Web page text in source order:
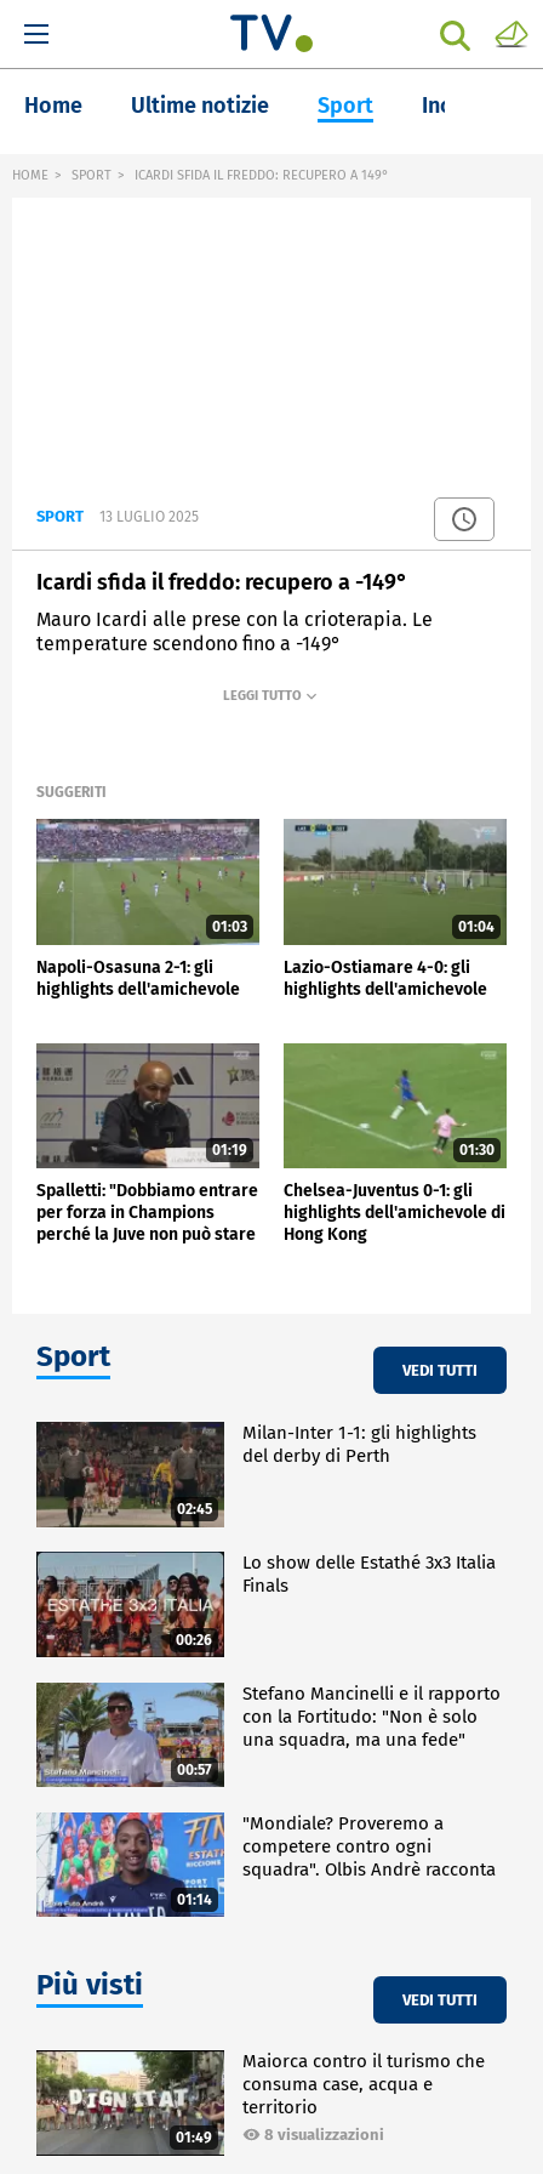
Home Ultime notizie Sport Inchieste
HOME SPORT ICARDI SFIDA IL FREDDO: RECUPERO A 149°
SPORT 13 LUGLIO 2025
Icardi sfida il freddo: recupero a -149°
Mauro Icardi alle prese con la crioterapia. Le
temperature scendono fino a -149°
SPORTMEDIASET
SUGGERITI
01:03
Napoli-Osasuna 2-1: gli
highlights dell'amichevole
01:04
Lazio-Ostiamare 4-0: gli
highlights dell'amichevole
01:19
Spalletti: "Dobbiamo entrare
per forza in Champions
perché la Juve non può stare
01:30
Chelsea-Juventus 0-1: gli
highlights dell'amichevole di
Hong Kong
Sport VEDI TUTTI
02:45
Milan-Inter 1-1: gli highlights
del derby di Perth
00:26
Lo show delle Estathé 3x3 Italia
Finals
00:57
Stefano Mancinelli e il rapporto
con la Fortitudo: "Non è solo
una squadra, ma una fede"
01:14
"Mondiale? Proveremo a
competere contro ogni
squadra". Olbis Andrè racconta
Più visti VEDI TUTTI
01:49
Maiorca contro il turismo che
consuma case, acqua e
territorio
8 visualizzazioni